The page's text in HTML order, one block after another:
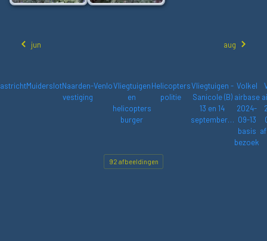
jun aug
MuiderslotNaarden-
vestiging
VenloVliegtuigen
en
helicopters
burger
Helicopters
politie
Vliegtuigen -
Sanicole (B)
13 en 14
september…
Volkel
airbase
2024-
09-13
basis
bezoek
92 afbeeldingen